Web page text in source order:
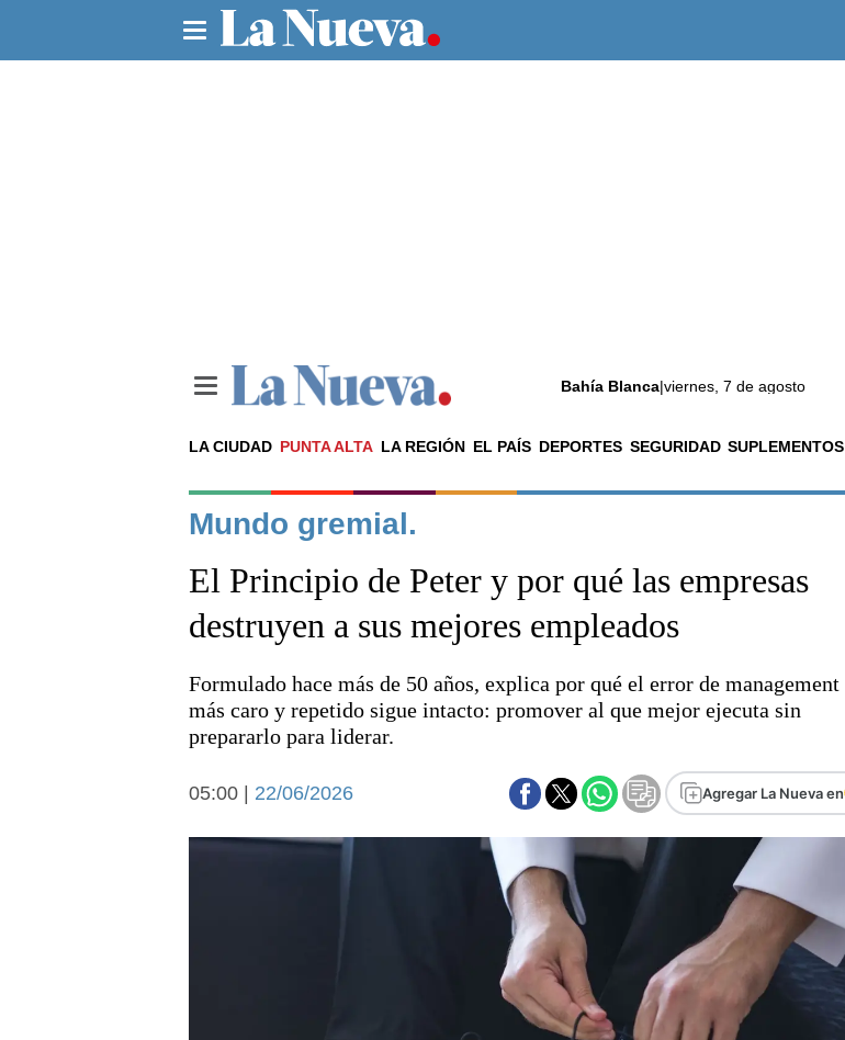
Bahía Blanca|viernes, 7 de agosto
LA CIUDAD PUNTA ALTA LA REGIÓN EL PAÍS DEPORTES SEGURIDAD SUPLEMENTOS
Noticias
La ciudad
El país
Seguridad
Deportes
Escenario Olímpico
Liga del Sur
Fútbol
Federal A
Aplausos
Cines
Economía y finanzas
Con el campo
Espacio empresas
Sociedad
Tecnología
Mundo gremial.
El Principio de Peter y por qué las empresas
destruyen a sus mejores empleados
Formulado hace más de 50 años, explica por qué el error de management
más caro y repetido sigue intacto: promover al que mejor ejecuta sin
prepararlo para liderar.
Agregar La Nueva en
05:00 | 22/06/2026